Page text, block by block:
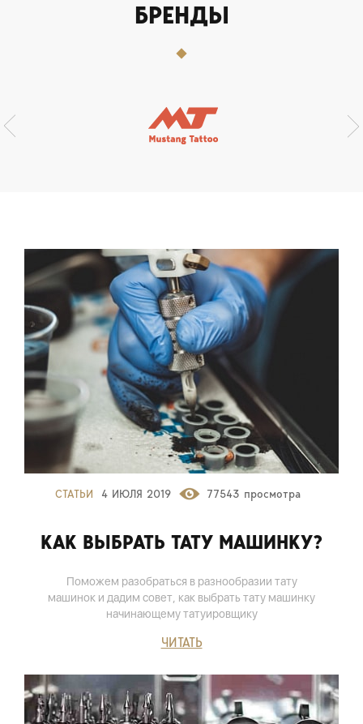
БРЕНДЫ
СТАТЬИ 4 ИЮЛЯ 2019 77543 просмотра
КАК ВЫБРАТЬ ТАТУ МАШИНКУ?
Поможем разобраться в разнообразии тату
машинок и дадим совет, как выбрать тату машинку
начинающему татуировщику
ЧИТАТЬ